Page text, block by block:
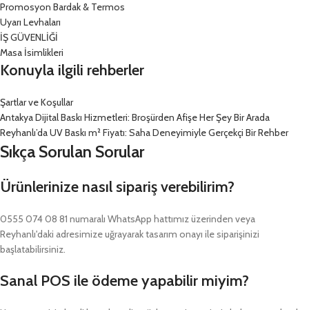
Promosyon Bardak & Termos
Uyarı Levhaları
İŞ GÜVENLİĞİ
Masa İsimlikleri
Konuyla ilgili rehberler
Şartlar ve Koşullar
Antakya Dijital Baskı Hizmetleri: Broşürden Afişe Her Şey Bir Arada
Reyhanlı’da UV Baskı m² Fiyatı: Saha Deneyimiyle Gerçekçi Bir Rehber
Sıkça Sorulan Sorular
Ürünlerinize nasıl sipariş verebilirim?
0555 074 08 81 numaralı WhatsApp hattımız üzerinden veya
Reyhanlı'daki adresimize uğrayarak tasarım onayı ile siparişinizi
başlatabilirsiniz.
Sanal POS ile ödeme yapabilir miyim?